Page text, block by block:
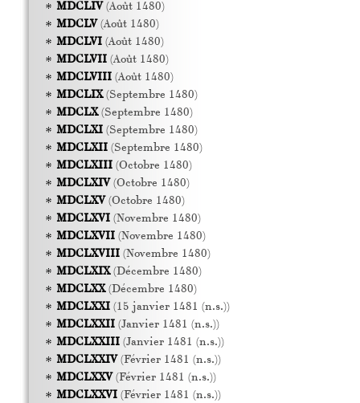
MDCLIV(Août 1480)
MDCLV(Août 1480)
MDCLVI(Août 1480)
MDCLVII(Août 1480)
MDCLVIII(Août 1480)
MDCLIX(Septembre 1480)
MDCLX(Septembre 1480)
MDCLXI(Septembre 1480)
MDCLXII(Septembre 1480)
MDCLXIII(Octobre 1480)
MDCLXIV(Octobre 1480)
MDCLXV(Octobre 1480)
MDCLXVI(Novembre 1480)
MDCLXVII(Novembre 1480)
MDCLXVIII(Novembre 1480)
MDCLXIX(Décembre 1480)
MDCLXX(Décembre 1480)
MDCLXXI(15 janvier 1481 (n.s.))
MDCLXXII(Janvier 1481 (n.s.))
MDCLXXIII(Janvier 1481 (n.s.))
MDCLXXIV(Février 1481 (n.s.))
MDCLXXV(Février 1481 (n.s.))
MDCLXXVI(Février 1481 (n.s.))